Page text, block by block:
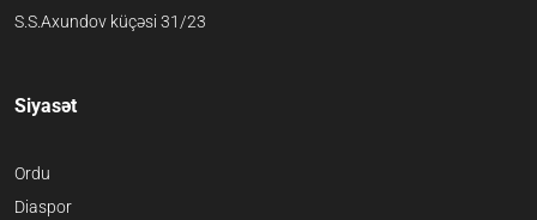
S.S.Axundov küçəsi 31/23
Siyasət
Ordu
Diaspor